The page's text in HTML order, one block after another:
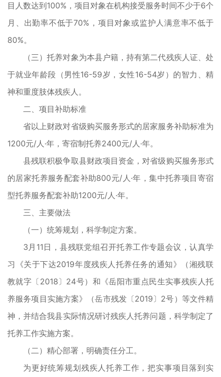
目人数达到100%，项目对象在机构接受服务时间不少于6个
月、出勤率不低于70%，项目对象或监护人满意率不低于
80%。
（三）托养对象为本县户籍，持有第二代残疾人证、处
于就业年龄段（男性16-59岁，女性16-54岁）的智力、精
神和重度肢体残疾人。
二、项目补助标准
省以上财政对省级购买服务形式的居家服务补助标准为
1200元/人·年，寄宿制托养2400元/人·年。
县残联积极争取县财政项目资金，对省级购买服务形式
的居家托养服务配套补助800元/人·年，集中托养项目寄宿
型托养服务配套补助1200元/人·年。
三、主要做法
（一）统筹规划，科学制定方案。
3月11日，县残联党组召开托养工作专题会议，认真学
习《关于下达2019年度残疾人托养任务的通知》（湘残联
教就字〔2018〕24号）和《岳阳市重点民生实事残疾人托
养服务项目实施方案》（岳市残发〔2019〕2号）等文件精
神，并结合我县实际情况研讨残疾人托养问题，科学制定了
托养工作实施方案。
（二）精心部署，明确责任分工。
为更好统筹规划残疾人托养工作，把实事项目落到实